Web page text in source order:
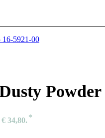
Powder
34,80.